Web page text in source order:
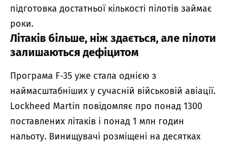
підготовка достатньої кількості пілотів займає
роки.
Літаків більше, ніж здається, але пілоти
залишаються дефіцитом
Програма F-35 уже стала однією з
наймасштабніших у сучасній військовій авіації.
Lockheed Martin повідомляє про понад 1300
поставлених літаків і понад 1 млн годин
нальоту. Винищувачі розміщені на десятках